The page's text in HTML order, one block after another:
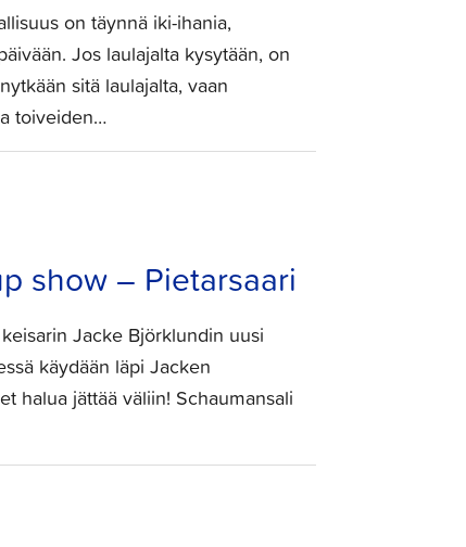
on täynnä iki-ihania,
Jos laulajalta kysytään, on
sitä laulajalta, vaan
toiveiden…
show – Pietarsaari
Jacke Björklundin uusi
käydään läpi Jacken
halua jättää väliin! Schaumansali